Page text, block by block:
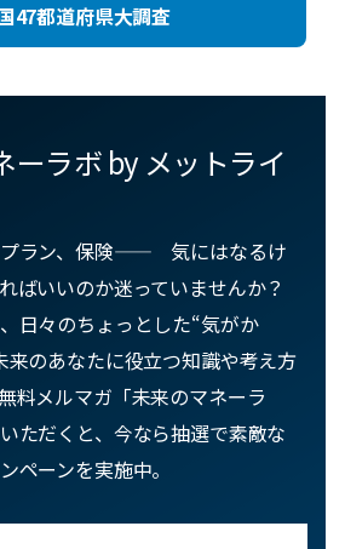
47都道府県大調査
ーラボ by メットライ
プラン、保険—— ​気にはなるけ
ばいいのか迷っていませんか？
日々のちょっとした“気がか
来のあなたに役立つ知識や考え方
料メルマガ「未来のマネーラ
ただくと、今なら抽選で素敵な
ペーンを実施中。